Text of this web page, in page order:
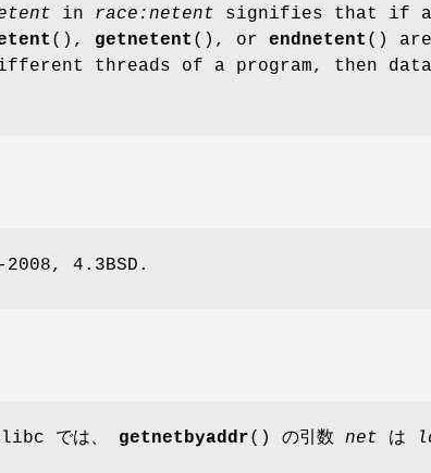
in race:netent signifies that if
(), getnetent (), or endnetent () are
threads of a program, then data
2008, 4.3BSD.
では、 getnetbyaddr() の引数 net は